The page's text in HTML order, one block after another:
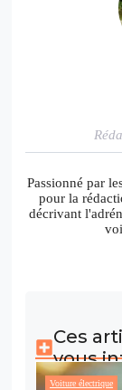
Passionné par
pour la
décrivant
Ces
vous
Voiture électrique